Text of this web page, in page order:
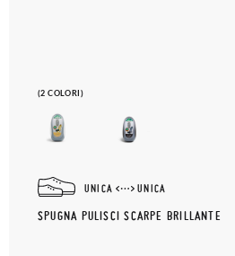
(2 COLORI)
UNICA UNICA
SPUGNA PULISCI SCARPE BRILLANTE